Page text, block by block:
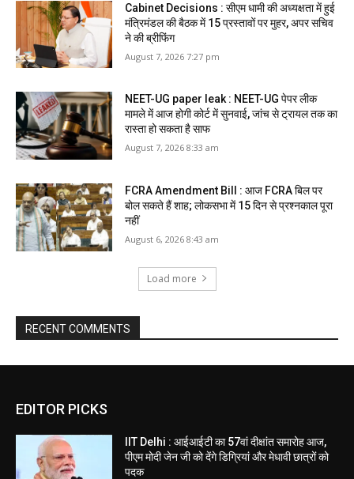
Cabinet Decisions : सीएम धामी की अध्यक्षता में हुई
मंत्रिमंडल की बैठक में 15 प्रस्तावों पर मुहर, अपर सचिव
ने की ब्रीफिंग
August 7, 2026 7:27 pm
NEET-UG paper leak : NEET-UG पेपर लीक
मामले में आज होगी कोर्ट में सुनवाई, जांच से ट्रायल तक का
रास्ता हो सकता है साफ
August 7, 2026 8:33 am
FCRA Amendment Bill : आज FCRA बिल पर
बोल सकते हैं शाह; लोकसभा में 15 दिन से प्रश्नकाल पूरा
नहीं
August 6, 2026 8:43 am
Load more
RECENT COMMENTS
EDITOR PICKS
IIT Delhi : आईआईटी का 57वां दीक्षांत समारोह आज,
पीएम मोदी जेन जी को देंगे डिग्रियां और मेधावी छात्रों को
पदक